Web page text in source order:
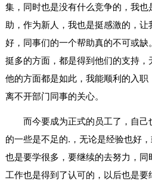
集，同时也是没有什么竞争的，我
助，作为新人，我也是挺感激的，
好，同事们的一个帮助真的不可或缺
挺多的方面，都是得到他们的支持
他的方面都是如此，我能顺利的入
离不开部门同事的关心。
而今要成为正式的员工了，自
的一些是不足的.，无论是经验也好
也是要学很多，要继续的去努力，
工作也是得到了认可的，以后也是